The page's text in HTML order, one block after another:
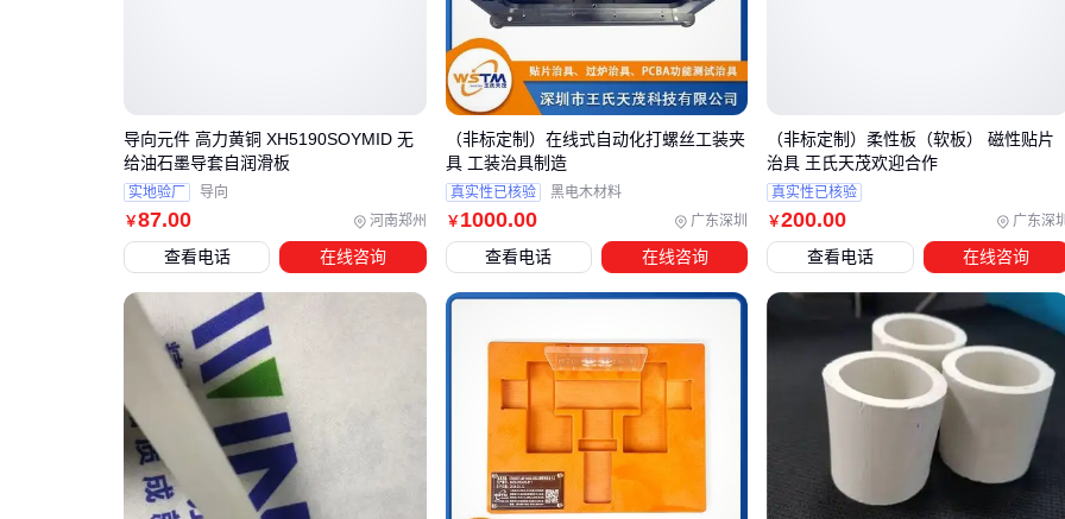
第一代拉西环：简单圆柱体，易产生"叠罗汉"效应，
西环
现在多用于低压降场景
第二代鲍尔环：环壁开窗设计，通量提升但抗压强度下降
第三代矩鞍环：连续鞍形曲面， 陶瓷矩鞍环
的流体分布最
均匀，适合含固体颗粒的介质
最新型的阶梯环则在鞍环基础上增加内凸台，进一步打破流动
对称性。但要注意：结构越复杂，单位体积成本越高，不是所
有工况都需要最新型号。
：填料的进化不是简单的替代关系，而是应用场景的精准
细分 🔍
三、耐酸还是耐碱？孔隙率要多少？七个维度对照表
维度 碳化硅方案
氧化铝方案；普通陶瓷方
￥87.00 河南郑州
导向元件 高力黄铜 XH5190SOYMID 无
给油石墨导套自润滑板
实地验厂 导向
查看电话 在线咨询
￥ 1000.00 广东深圳
（非标定制）在线式自动化打螺丝工装夹
具 工装治具制造
真实性已核验 黑电木材料
查看电话 在线咨询
￥200.00 广东深
（非标定制）柔性板（软板） 磁性贴片
治具 王氏天茂欢迎合作
真实性已核验
查看电话 在线咨询